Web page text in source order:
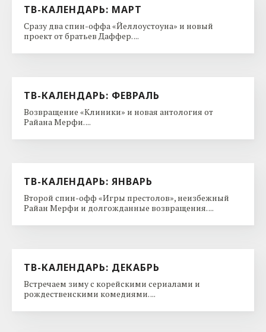
ТВ-КАЛЕНДАРЬ: МАРТ
Сразу два спин-оффа «Йеллоустоуна» и новый
проект от братьев Даффер. ...
ТВ-КАЛЕНДАРЬ: ФЕВРАЛЬ
Возвращение «Клиники» и новая антология от
Райана Мерфи. ...
ТВ-КАЛЕНДАРЬ: ЯНВАРЬ
Второй спин-офф «Игры престолов», неизбежный
Райан Мерфи и долгожданные возвращения. ...
ТВ-КАЛЕНДАРЬ: ДЕКАБРЬ
Встречаем зиму с корейскими сериалами и
рождественскими комедиями. ...